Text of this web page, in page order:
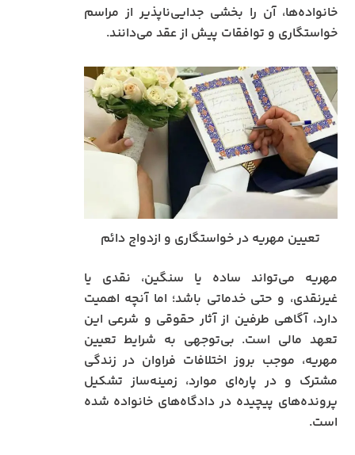
خانواده‌ها، آن را بخشی جدایی‌ناپذیر از مراسم
خواستگاری و توافقات پیش از عقد می‌دانند.
تعیین مهریه در خواستگاری و ازدواج دائم
مهریه می‌تواند ساده یا سنگین، نقدی یا
غیرنقدی، و حتی خدماتی باشد؛ اما آنچه اهمیت
دارد، آگاهی طرفین از آثار حقوقی و شرعی این
تعهد مالی است. بی‌توجهی به شرایط تعیین
مهریه، موجب بروز اختلافات فراوان در زندگی
مشترک و در پاره‌ای موارد، زمینه‌ساز تشکیل
پرونده‌های پیچیده در دادگاه‌های خانواده شده
است.